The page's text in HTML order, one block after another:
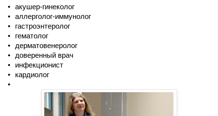
акушер-гинеколог
аллерголог-иммунолог
гастроэнтеролог
гематолог
дерматовенеролог
доверенный врач
инфекционист
кардиолог